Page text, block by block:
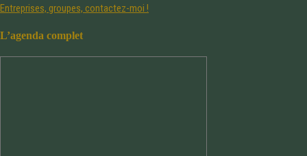
Entreprises, groupes, contactez-moi !
L’agenda complet